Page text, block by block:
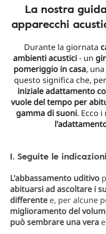
La nostra
apparecchi
Durante la giornata
ambienti acustici- un
pomeriggio in casa, una
questo significa che, per
iniziale adattamento
vuole del tempo per
gamma di suoni. Ecco
1. Seguite le
L'abbassamento uditivo
abituarsi ad ascoltare i
differente e, per alcune
miglioramento del
può sembrare una vera e